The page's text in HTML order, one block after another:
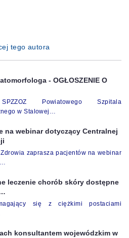
tego autora
- OGŁOSZENIE O
Powiatowego Szpitala
w Stalowej…
na webinar dotyczący Centralnej
zaprasza pacjentów na webinar
leczenie chorób skóry dostępne
się z ciężkimi postaciami
konsultantem wojewódzkim w